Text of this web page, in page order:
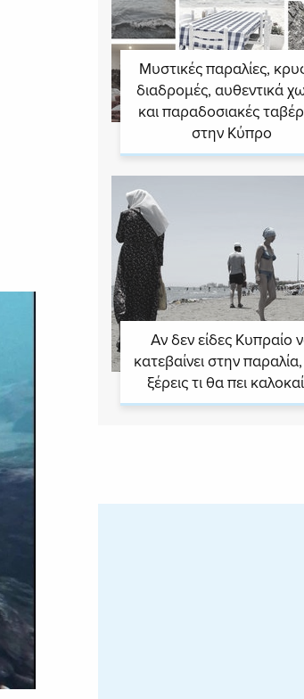
Μυστικές παραλίες,
διαδρομές, αυθεντικά
και παραδοσιακές
στην Κύπρο
Αν δεν είδες Κυπραίο
κατεβαίνει στην
ξέρεις τι θα πει